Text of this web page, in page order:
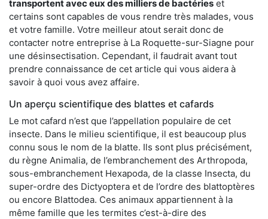
transportent avec eux des milliers de bactéries et
certains sont capables de vous rendre très malades, vous
et votre famille. Votre meilleur atout serait donc de
contacter notre entreprise à La Roquette-sur-Siagne pour
une désinsectisation. Cependant, il faudrait avant tout
prendre connaissance de cet article qui vous aidera à
savoir à quoi vous avez affaire.
Un aperçu scientifique des blattes et cafards
Le mot cafard n’est que l’appellation populaire de cet
insecte. Dans le milieu scientifique, il est beaucoup plus
connu sous le nom de la blatte. Ils sont plus précisément,
du règne Animalia, de l’embranchement des Arthropoda,
sous-embranchement Hexapoda, de la classe Insecta, du
super-ordre des Dictyoptera et de l’ordre des blattoptères
ou encore Blattodea. Ces animaux appartiennent à la
même famille que les termites c’est-à-dire des